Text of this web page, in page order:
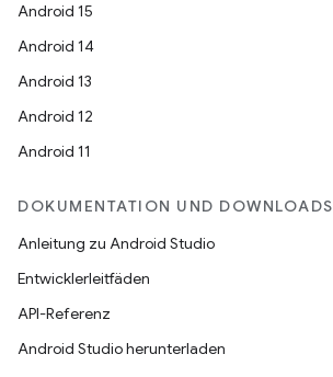
Android 15
Android 14
Android 13
Android 12
Android 11
DOKUMENTATION UND DOWNLOADS
Anleitung zu Android Studio
Entwicklerleitfäden
API-Referenz
Android Studio herunterladen